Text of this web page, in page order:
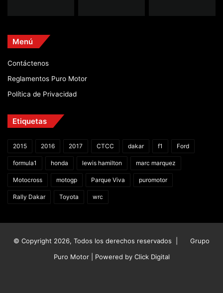
Menú
Contáctenos
Reglamentos Puro Motor
Política de Privacidad
Etiquetas
2015 2016 2017 CTCC dakar f1 Ford
formula1 honda lewis hamilton marc marquez
Motocross motogp Parque Viva puromotor
Rally Dakar Toyota wrc
© Copyright 2026, Todos los derechos reservados |
Grupo
Puro Motor | Powered by Click Digital